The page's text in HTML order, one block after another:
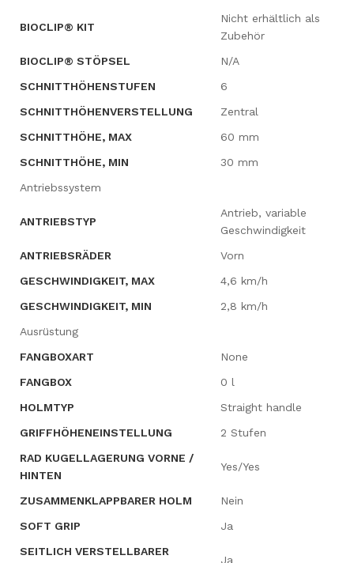
BIOCLIP® KIT
Nicht erhältlich als
Zubehör
BIOCLIP® STÖPSEL
N/A
SCHNITTHÖHENSTUFEN
6
SCHNITTHÖHENVERSTELLUNG
Zentral
SCHNITTHÖHE, MAX
60 mm
SCHNITTHÖHE, MIN
30 mm
Antriebssystem
ANTRIEBSTYP
Antrieb, variable
Geschwindigkeit
ANTRIEBSRÄDER
Vorn
GESCHWINDIGKEIT, MAX
4,6 km/h
GESCHWINDIGKEIT, MIN
2,8 km/h
Ausrüstung
FANGBOXART
None
FANGBOX
0 l
HOLMTYP
Straight handle
GRIFFHÖHENEINSTELLUNG
2 Stufen
RAD KUGELLAGERUNG VORNE /
HINTEN
Yes/Yes
ZUSAMMENKLAPPBARER HOLM
Nein
SOFT GRIP
Ja
SEITLICH VERSTELLBARER
Ja